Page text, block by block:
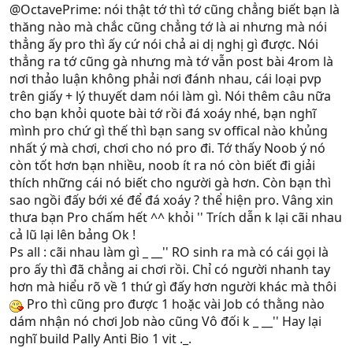
@OctavePrime: nói thật tớ thì tớ cũng chẳng biết bạn là
thăng nào mà chắc cũng chẳng tớ là ai nhưng mà nói
thẳng ấy pro thì ấy cứ nói chả ai dị nghị gì được. Nói
thẳng ra tớ cũng gà nhưng mà tớ vẫn post bài 4rom là
nơi thảo luận không phải nơi đánh nhau, cái loại pvp
trên giấy + lý thuyết dam nói làm gì. Nói thêm câu nữa
cho bạn khỏi quote bài tớ rồi đá xoáy nhé, bạn nghĩ
mình pro chứ gì thế thì bạn sang sv offical nào khủng
nhất ý mà chơi, chơi cho nó pro đi. Tớ thấy Noob ý nó
còn tốt hơn bạn nhiều, noob ít ra nó còn biết đi giải
thích những cái nó biết cho người gà hơn. Còn bạn thì
sao ngồi đấy bới xé để đá xoáy ? thể hiện pro. Vâng xin
thưa bạn Pro chấm hết ^^ khỏi '' Trích dẫn k lại cãi nhau
cả lũ lại lên bảng Ok !
Ps all : cãi nhau làm gì _ __'' RO sinh ra mà có cái gọi là
pro ấy thì đã chẳng ai chơi rồi. Chỉ có người nhanh tay
hơn mà hiểu rõ về 1 thứ gì đấy hơn người khác mà thôi
Pro thì cũng pro được 1 hoặc vài Job có thằng nào
dám nhận nó chơi Job nào cũng Vô đối k _ __'' Hay lại
nghĩ build Pally Anti Bio 1 vit ._.